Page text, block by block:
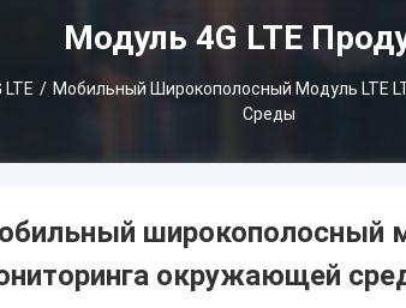
Модуль 4G LTE
/ Мобильный Широкополосный Модуль LTE
Среды
широкополосный
окружающей